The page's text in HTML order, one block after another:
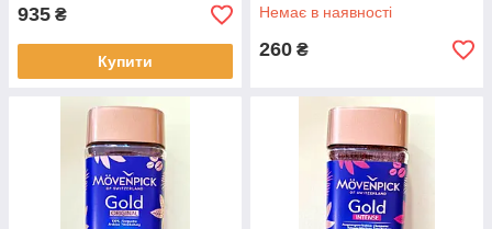
935 ₴
Купити
Немає в наявності
260 ₴